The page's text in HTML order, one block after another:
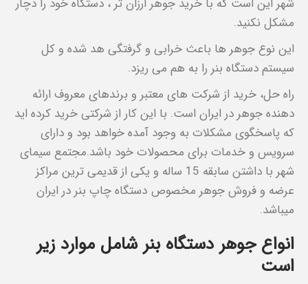
شهر این است که با خرید جوهر ارزان تر ، دستگاه خود را دچار
مشکل نکنید.
این نوع جوهر ها باعث خرابی و گرفتگی هد شده و کل
سیستم دستگاه بنر را به هم می ریزد.
راه حل، خرید از شرکت های معتبر و برندهای معروف ارائه
دهنده جوهر در ایران است. با این کار از شرکتی خرید کرده اید
که پاسخگوی مشکلات به وجود آمده خواهد بود و دارای
سرویس و خدمات برای محصولات خود باشد.مجتمع سیمای
شهر با داشتن سابقه 15 ساله و یکی از قدیمی ترین مراکز
عرضه و فروش جوهر مخصوص دستگاه چاپ بنر در ایران
میباشد.
انواع جوهر دستگاه بنر شامل موارد زیر
است